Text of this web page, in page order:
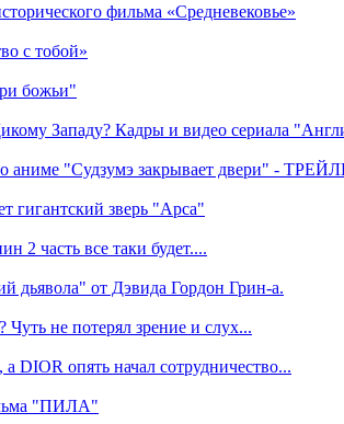
фильма «Средневековье»
с тобой»
божьи"
Западу? Кадры и видео сериала
аниме "Судзумэ закрывает двери" -
гигантский зверь "Арса"
2 часть все таки будет....
дьявола" от Дэвида Гордон Грин-а.
не потерял зрение и слух...
DIOR опять начал сотрудничество...
"ПИЛА"